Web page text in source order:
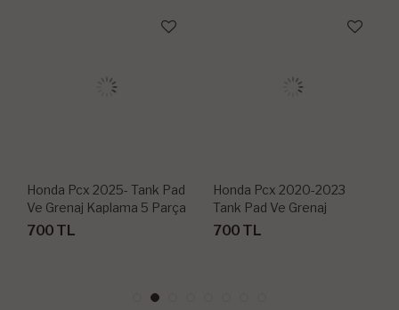
Honda Pcx 2025- Tank Pad
Ve Grenaj Kaplama 5 Parça
700 TL
Honda Pcx 2020-2023
Tank Pad Ve Grenaj
Kaplama 6 Parça
700 TL